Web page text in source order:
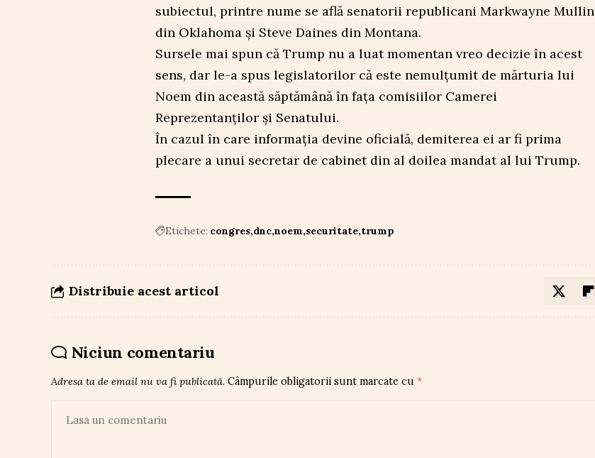
subiectul, printre nume se află senatorii republicani Markwayne Mullin
din Oklahoma și Steve Daines din Montana.
Sursele mai spun că Trump nu a luat momentan vreo decizie în acest
sens, dar le-a spus legislatorilor că este nemulțumit de mărturia lui
Noem din această săptămână în fața comisiilor Camerei
Reprezentanților și Senatului.
În cazul în care informația devine oficială, demiterea ei ar fi prima
plecare a unui secretar de cabinet din al doilea mandat al lui Trump.
Etichete: congres dnc noem securitate trump
Distribuie acest articol
Niciun comentariu
Adresa ta de email nu va fi publicată. Câmpurile obligatorii sunt marcate cu *